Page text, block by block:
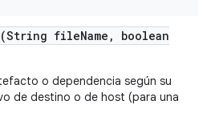
(String fileName ,
boolean
o dependencia según su
de destino o de host (para una